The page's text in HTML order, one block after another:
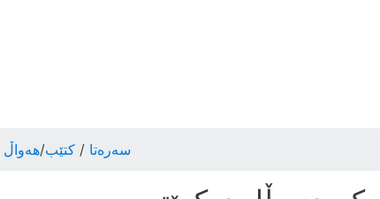
سەرەتا / کتێب/هەواڵ